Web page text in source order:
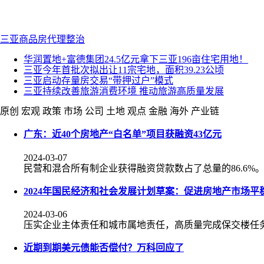
三亚商品房代理整治
华润置地+富德集团24.5亿元拿下三亚196亩住宅用地！
三亚今年首批次拟出让11宗宅地，面积39.23公顷
三亚启动存量房交易“带押过户”模式
三亚持续改善旅游消费环境 推动旅游高质量发展
原创 宏观 政策 市场 公司 土地 观点 金融 海外 产业链
广东：近40个房地产“白名单”项目获融资43亿元
2024-03-07
民营和混合所有制企业获得融资贷款数占了总量的86.6%。
2024年国民经济和社会发展计划草案：促进房地产市场平
2024-03-06
压实企业主体责任和城市属地责任，高质量完成保交楼任
近期到期美元债能否偿付？万科回应了